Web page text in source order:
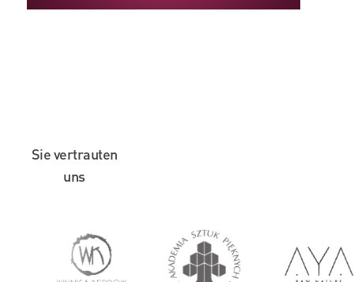
Sie vertrauten
uns